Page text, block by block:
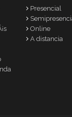
Presencial
Online
A distancia